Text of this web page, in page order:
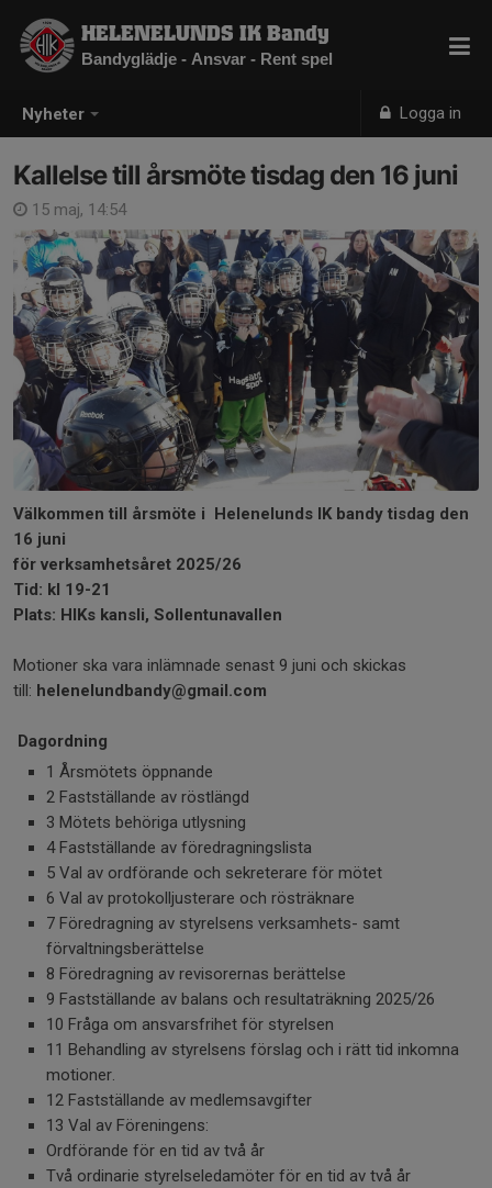
Nyheter Logga in
HELENELUNDS IK Bandy
Bandyglädje - Ansvar - Rent spel
Kallelse till årsmöte tisdag den 16 juni
15 maj, 14:54
Välkommen till årsmöte i Helenelunds IK bandy tisdag den
16 juni
för verksamhetsåret 2025/26
Tid: kl 19-21
Plats: HIKs kansli, Sollentunavallen
Motioner ska vara inlämnade senast 9 juni och skickas
till: helenelundbandy@gmail.com
Dagordning
1 Årsmötets öppnande
2 Fastställande av röstlängd
3 Mötets behöriga utlysning
4 Fastställande av föredragningslista
5 Val av ordförande och sekreterare för mötet
6 Val av protokolljusterare och rösträknare
7 Föredragning av styrelsens verksamhets- samt
förvaltningsberättelse
8 Föredragning av revisorernas berättelse
9 Fastställande av balans och resultaträkning 2025/26
10 Fråga om ansvarsfrihet för styrelsen
11 Behandling av styrelsens förslag och i rätt tid inkomna
motioner.
12 Fastställande av medlemsavgifter
13 Val av Föreningens:
Ordförande för en tid av två år
Två ordinarie styrelseledamöter för en tid av två år